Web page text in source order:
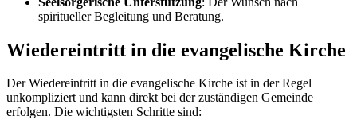
spiritueller Begleitung und Beratung.
Wiedereintritt in die evangelische Kirche
Der Wiedereintritt in die evangelische Kirche ist in der Regel
unkompliziert und kann direkt bei der zuständigen Gemeinde
erfolgen. Die wichtigsten Schritte sind: